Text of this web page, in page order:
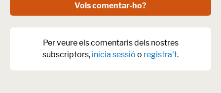
Vols comentar-ho?
Per veure els comentaris dels nostres
subscriptors, inicia sessió o registra't.